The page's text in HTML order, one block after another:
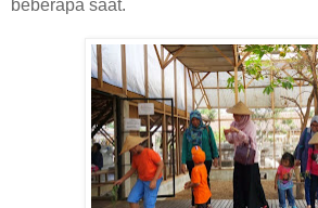
beberapa saat.